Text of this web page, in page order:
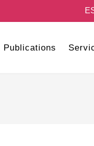
Publications